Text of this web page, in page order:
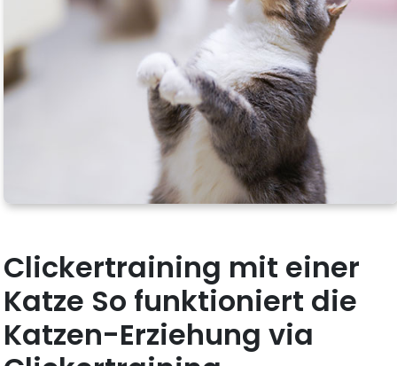
Clickertraining mit einer
Katze So funktioniert die
Katzen-Erziehung via